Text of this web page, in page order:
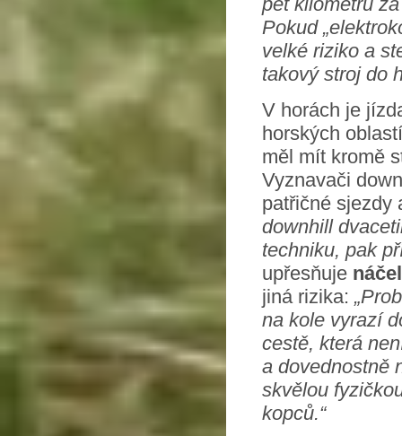
Pokud
velké riziko a
takový stroj do
V horách je
horských
měl mít kromě
Vyznavači
patřičné sjezdy
downhill
techniku, pak
upřesňuje
jiná rizika:
na kole vyrazí
cestě, která
a dovednostně
skvělou
kopců.“